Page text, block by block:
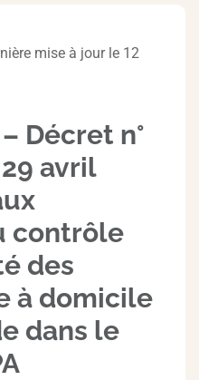
mise à jour le 12
Décret n°
avril
contrôle
des
à domicile
dans le